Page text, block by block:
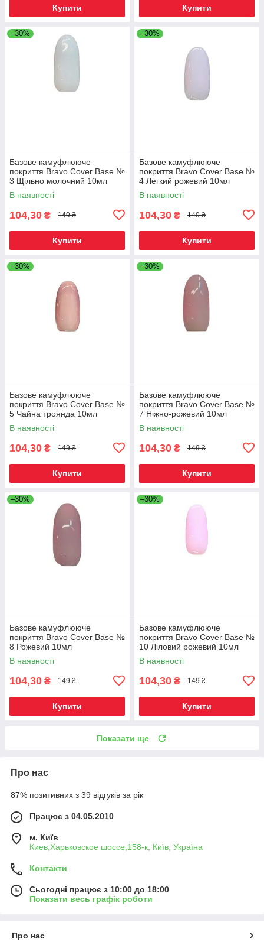
Купити Купити
–30%
Базове камуфлююче
покриття Bravo Сover Base №
3 Щільно молочний 10мл
В наявності
104,30 ₴ 149 ₴
Купити
–30%
Базове камуфлююче
покриття Bravo Сover Base №
4 Легкий рожевий 10мл
В наявності
104,30 ₴ 149 ₴
Купити
–30%
Базове камуфлююче
покриття Bravo Сover Base №
5 Чайна троянда 10мл
В наявності
104,30 ₴ 149 ₴
Купити
–30%
Базове камуфлююче
покриття Bravo Сover Base №
7 Ніжно-рожевий 10мл
В наявності
104,30 ₴ 149 ₴
Купити
–30%
Базове камуфлююче
покриття Bravo Сover Base №
8 Рожевий 10мл
В наявності
104,30 ₴ 149 ₴
Купити
–30%
Базове камуфлююче
покриття Bravo Сover Base №
10 Ліловий рожевий 10мл
В наявності
104,30 ₴ 149 ₴
Купити
Показати ще
Про нас
87% позитивних з 39 відгуків за рік
Працює з 04.05.2010
м. Київ
Киев,Харьковское шоссе,158-к, Київ, Україна
Контакти
Сьогодні працює з 10:00 до 18:00
Показати весь графік роботи
Про нас